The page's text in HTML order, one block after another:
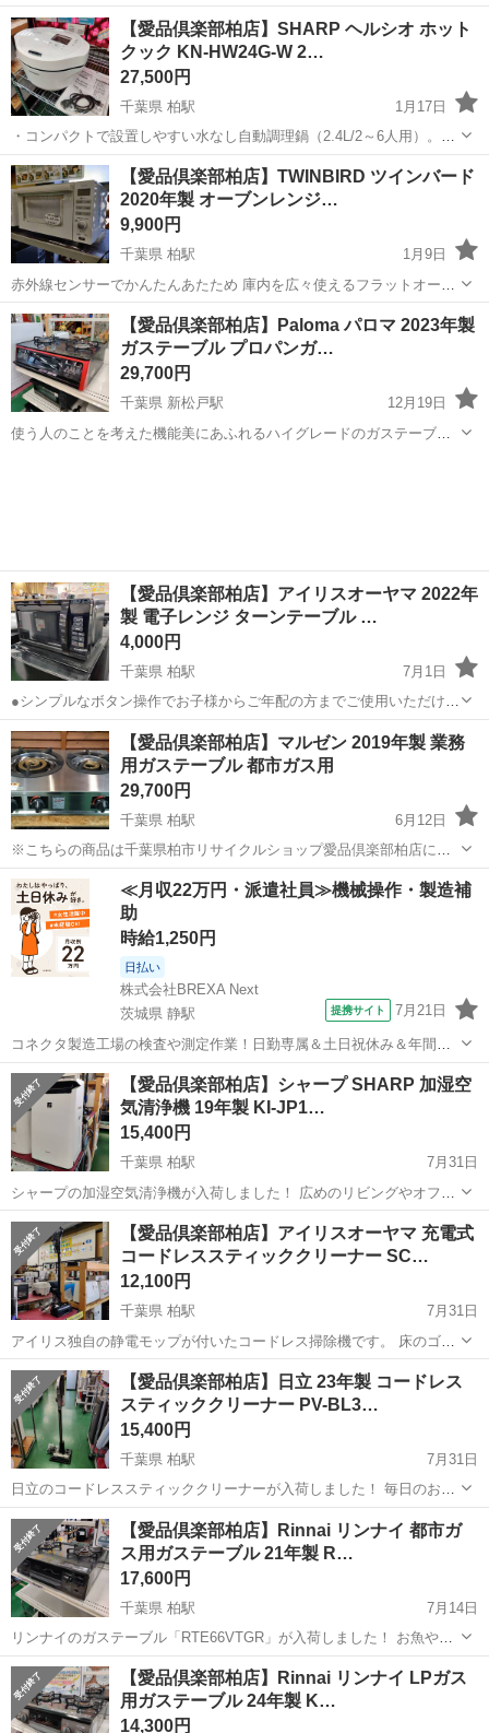
も安心対応 ●フラット庫内：ターンテーブルなしで庫内が平ら、お手
入れ簡単＆大きな皿も置きやすい ●オートメニュー12種：弁当・冷凍
食品・インスタント...
千葉 柏市 柏駅 キッチン家電
【愛品倶楽部柏店】SHARP ヘルシオ ホット
クック KN-HW24G-W 2…
27,500円
千葉県 柏駅
1月17日
・コンパクトで設置しやすい水なし自動調理鍋（2.4L/2～6人用）。無
線LAN接続で「COCORO KITCHEN レシピサービス」に対応（スマホ
アプリが必要）。 ・焦げてしまいがちな無水メニューのカレーやシチ
ューも上手に...
千葉 柏市 柏駅 キッチン家電
【愛品倶楽部柏店】TWINBIRD ツインバード
2020年製 オーブンレンジ…
9,900円
千葉県 柏駅
1月9日
赤外線センサーでかんたんあたため 庫内を広々使えるフラットオーブ
ンレンジ ●センサー加熱で自動あたため 1ボタン1メニューでかんた
ん！料理や分量ごとに時間を設定する必要がありません。 ●拭き掃除
がラクなフラットタイ...
千葉 柏市 柏駅 キッチン家電 TWINBIRD
【愛品倶楽部柏店】Paloma パロマ 2023年製
ガステーブル プロパンガ…
29,700円
千葉県 新松戸駅
12月19日
使う人のことを考えた機能美にあふれるハイグレードのガステーブル
【愛品倶楽部柏店】アイリスオーヤマ 2022年
製 電子レンジ ターンテーブル …
4,000円
千葉県 柏駅
7月1日
●シンプルなボタン操作でお子様からご年配の方までご使用いただけま
す。 ●あたためから解凍まで料理に合わせて使い分け可能。選べる3段
階出力。 ●最大15分タイマー付き。 ●調理時間は10秒単位で設定可
能。 ●5種類の料...
千葉 柏市 柏駅 キッチン家電
【愛品倶楽部柏店】マルゼン 2019年製 業務
用ガステーブル 都市ガス用
29,700円
千葉県 柏駅
6月12日
※こちらの商品は千葉県柏市リサイクルショップ愛品倶楽部柏店にて
店頭販売中となりますので店頭取り引き限定とさせていただいており
ます。 愛品倶楽部・愛品館の店舗配送エリア内のみ有料にて配送承り
ます。 詳しくは愛品倶楽部・...
千葉 柏市 柏駅 調理器具 商品
≪月収22万円・派遣社員≫機械操作・製造補
助
時給1,250円
日払い
株式会社BREXA Next
茨城県 静駅
提携サイト 7月21日
コネクタ製造工場の検査や測定作業！日勤専属＆土日祝休み＆年間休
日128日★クリーンルーム内作業★マイカー通勤OK＆無料駐車場あり
★就業先食堂利用可！日払い制度あり！《茨城県常陸大宮市》 人気の
工場のお仕事 ◇コネクタ製造工...
茨城 常陸大宮市 静駅 その他
【愛品倶楽部柏店】シャープ SHARP 加湿空
気清浄機 19年製 KI-JP1…
15,400円
千葉県 柏駅
7月31日
シャープの加湿空気清浄機が入荷しました！ 広めのリビングやオフィ
スなど、広い空間をしっかり空気ケアしたい方におすすめ♪ シャープ
最高峰の「プラズマクラスターNEXT」を搭載していて、高濃度のイオ
ンで空気中の気になるニ...
千葉 柏市 柏駅 季節、空調家電 プラズマクラスター
【愛品倶楽部柏店】アイリスオーヤマ 充電式
コードレススティッククリーナー SC…
12,100円
千葉県 柏駅
7月31日
アイリス独自の静電モップが付いたコードレス掃除機です。 床のゴミ
を吸うついでに、付属の静電モップで、テレビ裏や棚のホコリまでサ
ッと綺麗にできちゃいます♪ 拭き取ったホコリは、スタンドの吸込口
でそのまま掃除機に吸わせる...
千葉 柏市 柏駅 生活家電 モップ
【愛品倶楽部柏店】日立 23年製 コードレス
スティッククリーナー PV-BL3…
15,400円
千葉県 柏駅
7月31日
日立のコードレススティッククリーナーが入荷しました！ 毎日のお掃
除を手軽にササっと済ませたい方におすすめ♪ 本体質量1.1kgと軽く、
片手でもスイスイ動かせる扱いやすさがポイント。 見えにくいごみが
見やすくなる、緑...
千葉 柏市 柏駅 生活家電
【愛品倶楽部柏店】Rinnai リンナイ 都市ガ
ス用ガステーブル 21年製 R…
17,600円
千葉県 柏駅
7月14日
リンナイのガステーブル「RTE66VTGR」が入荷しました！ お魚や肉
料理を手軽に楽しみたい方に、水無し両面焼きのこちらがおすすめで
す♪ ひっくり返す手間なく裏表同時に美味しく焼き上がります。 別売
りのココ...
千葉 柏市 柏駅 その他 ココット
【愛品倶楽部柏店】Rinnai リンナイ LPガス
用ガステーブル 24年製 K…
14,300円